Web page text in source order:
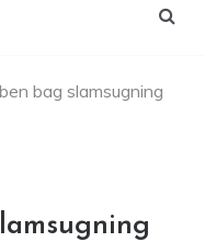
bag slamsugning